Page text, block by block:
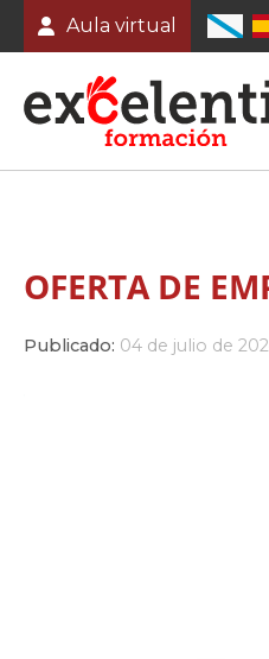
Aula virtual
OFERTA DE
Publicado: 04 de julio de